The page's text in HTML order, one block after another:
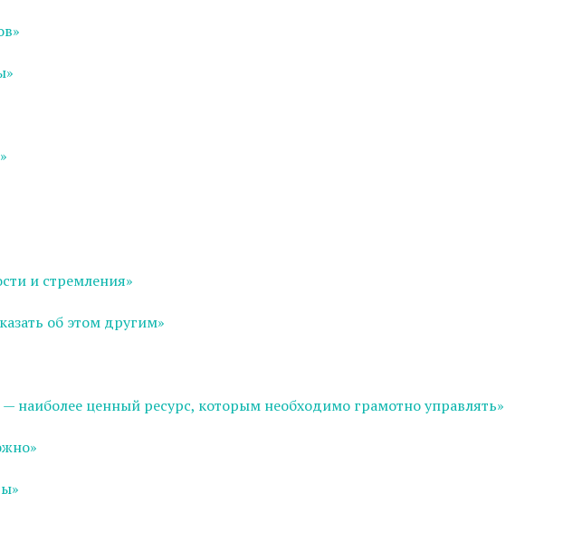
и стремления»
об этом другим»
ценный ресурс, которым необходимо грамотно управлять»